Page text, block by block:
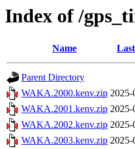
Index of /
Name
Parent Directory
WAKA.2000.kenv.zip 2025-
WAKA.2001.kenv.zip 2025-
WAKA.2002.kenv.zip 2025-
WAKA.2003.kenv.zip 2025-